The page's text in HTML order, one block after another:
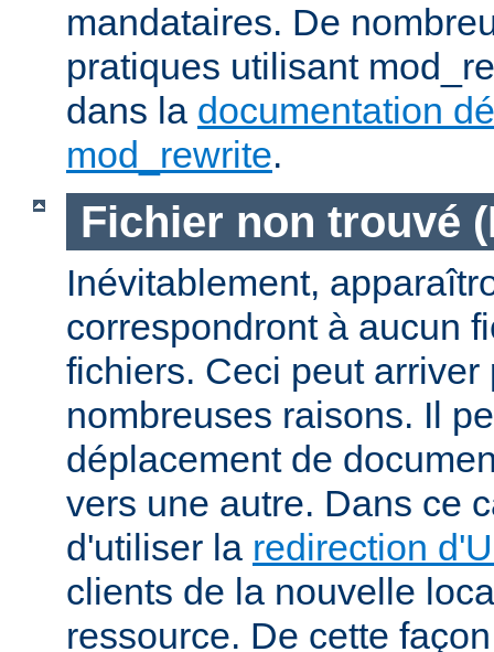
mandataires. De
pratiques utilisant
dans la documentation
mod_rewrite.
Fichier non trouvé
Inévitablement,
correspondront à aucun
fichiers. Ceci peut arriver
nombreuses raisons. Il
déplacement de
vers une autre. Dans ce
d'utiliser la redirection
clients de la nouvelle
ressource. De cette